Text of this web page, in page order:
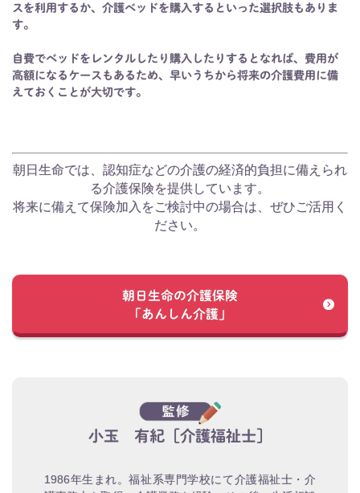
スを利用するか、介護ベッドを購入するといった選択肢もありま
す。
自費でベッドをレンタルしたり購入したりするとなれば、費用が
高額になるケースもあるため、早いうちから将来の介護費用に備
えておくことが大切です。
朝日生命では、認知症などの介護の経済的負担に備えられ
る介護保険を提供しています。
将来に備えて保険加入をご検討中の場合は、ぜひご活用く
ださい。
朝日生命の介護保険
「あんしん介護」
小玉 有紀［介護福祉士］
1986年生まれ。福祉系専門学校にて介護福祉士・介